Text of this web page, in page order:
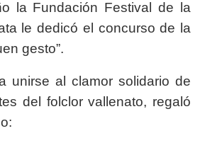
la Fundación Festival de la
le dedicó el concurso de la
gesto”.
unirse al clamor solidario de
del folclor vallenato, regaló